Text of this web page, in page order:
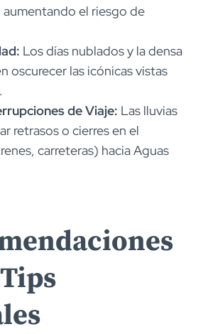
aumentando el riesgo de
Los días nublados y la densa
oscurecer las icónicas vistas
de Viaje: Las lluvias
retrasos o cierres en el
carreteras) hacia Aguas